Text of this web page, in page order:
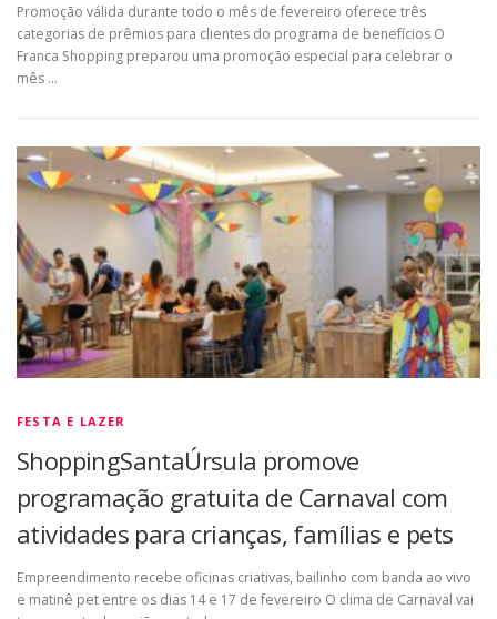
Promoção válida durante todo o mês de fevereiro oferece três
categorias de prêmios para clientes do programa de benefícios O
Franca Shopping preparou uma promoção especial para celebrar o
mês …
FESTA E LAZER
ShoppingSantaÚrsula promove
programação gratuita de Carnaval com
atividades para crianças, famílias e pets
Empreendimento recebe oficinas criativas, bailinho com banda ao vivo
e matinê pet entre os dias 14 e 17 de fevereiro O clima de Carnaval vai